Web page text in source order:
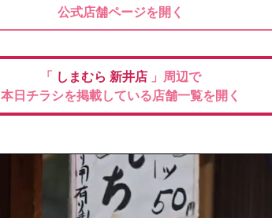
公式店舗ページを開く
「 しまむら 新井店 」周辺で
本日チラシを掲載している店舗一覧を開く